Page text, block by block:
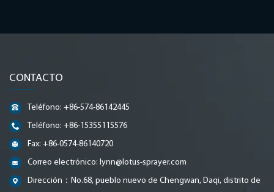
CONTACTO
Teléfono: +86-574-86142445
Teléfono: +86-15355115576
Fax: +86-0574-86140720
Correo electrónico: lynn@lotus-sprayer.com
Dirección：No.68, pueblo nuevo de Chengwan, Daqi, distrito de